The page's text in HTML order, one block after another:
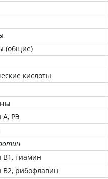
(общие)
кислоты
А, РЭ
В1, тиамин
В2, рибофлавин